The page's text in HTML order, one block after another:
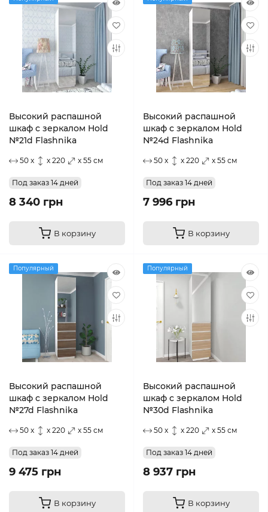
Высокий распашной
шкаф с зеркалом Hold
№21d Flashnika
50 x x 220 x 55 см
Под заказ 14 дней
8 340 грн
В корзину
Высокий распашной
шкаф с зеркалом Hold
№24d Flashnika
50 x x 220 x 55 см
Под заказ 14 дней
7 996 грн
В корзину
Популярный
Высокий распашной
шкаф с зеркалом Hold
№27d Flashnika
50 x x 220 x 55 см
Под заказ 14 дней
9 475 грн
В корзину
Популярный
Высокий распашной
шкаф с зеркалом Hold
№30d Flashnika
50 x x 220 x 55 см
Под заказ 14 дней
8 937 грн
В корзину